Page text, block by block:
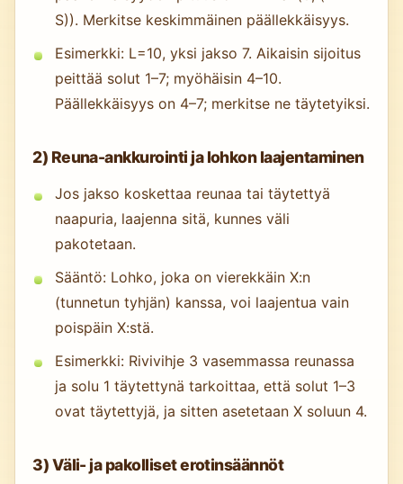
S)). Merkitse keskimmäinen päällekkäisyys.
Esimerkki: L=10, yksi jakso 7. Aikaisin sijoitus
peittää solut 1–7; myöhäisin 4–10.
Päällekkäisyys on 4–7; merkitse ne täytetyiksi.
2) Reuna-ankkurointi ja lohkon laajentaminen
Jos jakso koskettaa reunaa tai täytettyä
naapuria, laajenna sitä, kunnes väli
pakotetaan.
Sääntö: Lohko, joka on vierekkäin X:n
(tunnetun tyhjän) kanssa, voi laajentua vain
poispäin X:stä.
Esimerkki: Rivivihje 3 vasemmassa reunassa
ja solu 1 täytettynä tarkoittaa, että solut 1–3
ovat täytettyjä, ja sitten asetetaan X soluun 4.
3) Väli- ja pakolliset erotinsäännöt